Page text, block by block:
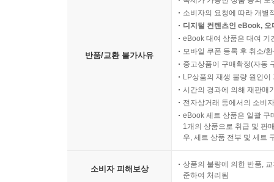
반품/교환 불가사유
소비자의 요청에 따라 개별
디지털 컨텐츠인 eBook,
eBook 대여 상품은 대여 기
모바일 쿠폰 등록 후 취소/
중고상품이 구매확정(자동
LP상품의 재생 불량 원인
시간의 경과에 의해 재판매
전자상거래 등에서의 소비
eBook 세트 상품은 일괄 구
1개의 상품으로 취급 및 판
우, 세트 상품 전부 및 세트
소비자 피해보상
상품의 불량에 의한 반품,
준하여 처리됨